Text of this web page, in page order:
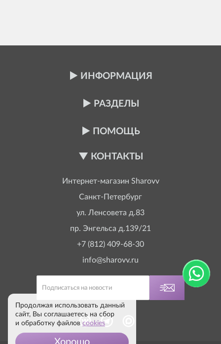
ИНФОРМАЦИЯ
РАЗДЕЛЫ
ПОМОЩЬ
КОНТАКТЫ
Интернет-магазин Sharovv
Санкт-Петербург
ул. Ленсовета д.83
пр. Энгельса д.139/21
+7 (812) 409-68-30
info@sharovv.ru
Продолжая использовать данный
сайт, Вы соглашаетесь на сбор
и обработку файлов cookies
Хорошо